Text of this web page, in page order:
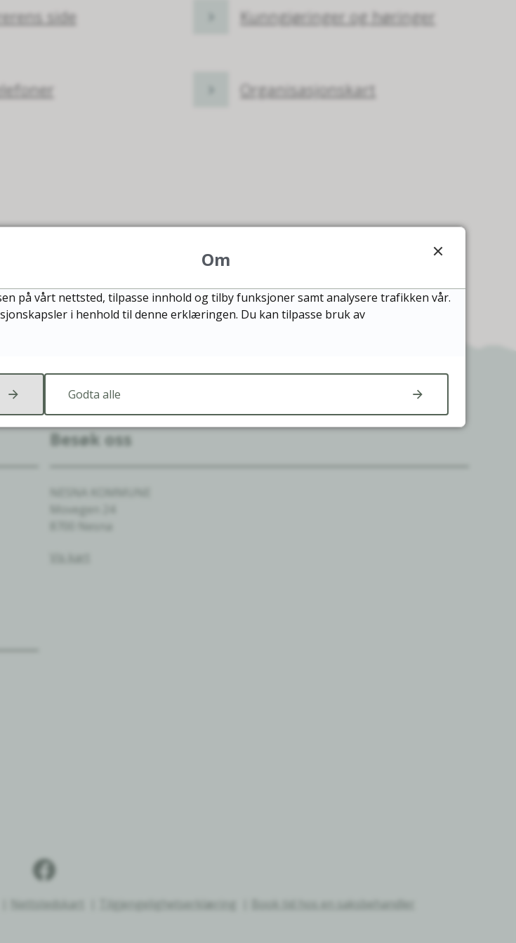
side Kunngjøringer og høringer
Organisasjonskart
Besøk oss
Movegen 24
Vis kart
Nettstedskart Tilgjengelighetserklæring Book tid hos en saksbehandler
Om
på vårt nettsted, tilpasse innhold og tilby funksjoner samt analysere trafikken vår.
i henhold til denne erklæringen. Du kan tilpasse bruk av
Godta alle